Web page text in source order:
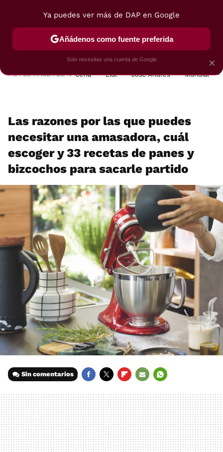
POSTRES VIAJES SELECCIÓN VEGUI
HOY SE HABLA DE Cena Lidl José Andrés Mundial
Las razones por las que puedes
necesitar una amasadora, cuál
escoger y 33 recetas de panes y
bizcochos para sacarle partido
Sin comentarios
MAIL
×
Ya puedes ver más de DAP en Google
Añádenos como fuente preferida
Solo necesitas una cuenta de Google